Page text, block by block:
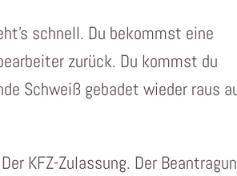
schnell. Du bekommst eine
zurück. Du kommst du
Schweiß gebadet wieder raus
KFZ-Zulassung. Der